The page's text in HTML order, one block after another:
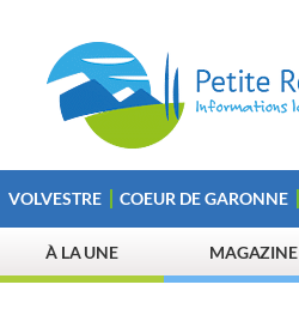
VOLVESTRE COEUR DE GARONNE
À LA UNE MAGAZINE